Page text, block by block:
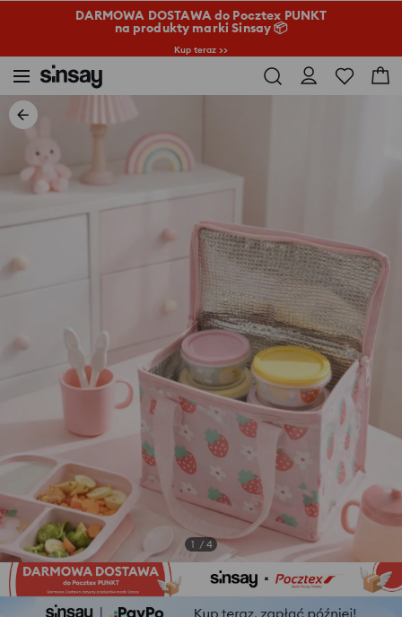
DARMOWA DOSTAWA do Pocztex PUNKT
na produkty marki Sinsay 📦
Kup teraz >>
1 / 4